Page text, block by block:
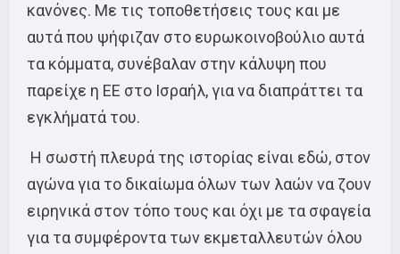
κανόνες. Με τις τοποθετήσεις τους και με
αυτά που ψήφιζαν στο ευρωκοινοβούλιο αυτά
τα κόμματα, συνέβαλαν στην κάλυψη που
παρείχε η ΕΕ στο Ισραήλ, για να διαπράττει τα
εγκλήματά του.
Η σωστή πλευρά της ιστορίας είναι εδώ, στον
αγώνα για το δικαίωμα όλων των λαών να ζουν
ειρηνικά στον τόπο τους και όχι με τα σφαγεία
για τα συμφέροντα των εκμεταλλευτών όλου